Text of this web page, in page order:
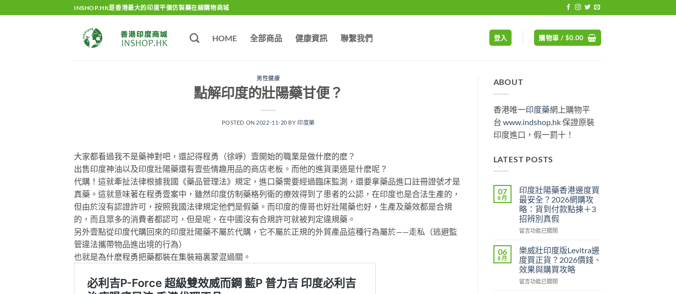
to
INSHOP.HK是香港最大的印度平價仿製藥在線購物商城
HOME 全部商品 健康資訊 聯繫我們 登入 購物車 / $0.00
男性健康
點解印度的壯陽藥甘便？
POSTED ON 2022-11-20 BY 印度藥
大家都看過我不是藥神對吧，還記得程勇（徐崢）壹開始的職業是做什麽的麽？
出售印度神油以及印度壯陽藥還有壹些情趣用品的商店老板。而他的進貨渠道是什麽呢？
代購！這就牽扯法律根據我國《藥品管理法》規定，進口藥需要經過臨床監測，還要拿藥品進口註冊證號才是
真藥。這就意味著在程勇壹案中，雖然印度仿制藥格列衛的療效得到了患者的公認，在印度也是合法生產的，
但由於沒有認證許可，按照我國法律規定他們是假藥。而印度的偉哥也好壯陽藥也好，生產及藥效都是合規
的，而且眾多的消費者都認可，但是呢，在中國沒有合規許可就被判定違規藥。
另外壹點從印度代購回來的印度壯陽藥不屬於代購，它不屬於正規的外貿產品這種行為屬於——走私（逃避監
管違法攜帶物品進出境的行為）
也就是為什麽程勇把藥都裝在集裝箱裏蒙混過關。
ABOUT
香港唯一印度藥網上購物平
台 www.indshop.hk保證原裝
印度進口，假一罰十！
LATEST POSTS
07
8 月
印度壯陽藥香港邊度買
最安全？2026網購攻
略：貨到付款點揀＋3
招辨別真假
在
度
壯
陽
藥
香
留言功能已關閉
06
8 月
樂威壯印度版Levitra邊
度買正貨？2026價錢、
效果與購買攻略
在
留言功能已關閉